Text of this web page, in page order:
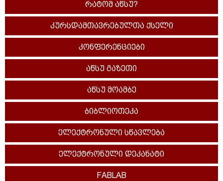
რატომ აწსუ?
კურსდამთავრებულთა ქსელი
კონფერენციები
აწსუ გაზეთი
აწსუ მოამბე
ბიბლიოთეკა
ელექტრონული სწავლება
ელექტრონული დეკანატი
FABLAB